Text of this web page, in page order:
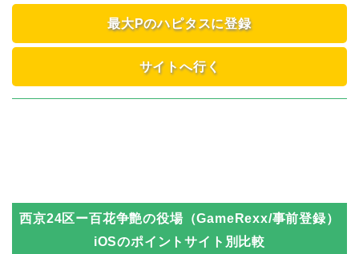
最大Pのハピタスに登録
サイトへ行く
西京24区ー百花争艶の役場（GameRexx/事前登録）
iOSのポイントサイト別比較